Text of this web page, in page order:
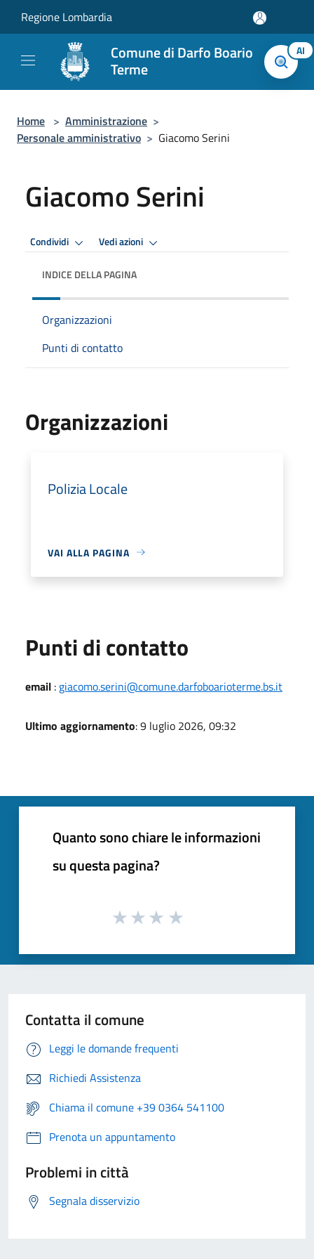
Regione Lombardia
Comune di Darfo Boario
Terme
AI
Home > Amministrazione >
Personale amministrativo > Giacomo Serini
Giacomo Serini
Condividi Vedi azioni
INDICE DELLA PAGINA
Organizzazioni
Punti di contatto
Organizzazioni
Polizia Locale
VAI ALLA PAGINA
Punti di contatto
email : giacomo.serini@comune.darfoboarioterme.bs.it
Ultimo aggiornamento: 9 luglio 2026, 09:32
Quanto sono chiare le informazioni
su questa pagina?
Contatta il comune
Leggi le domande frequenti
Richiedi Assistenza
Chiama il comune +39 0364 541100
Prenota un appuntamento
Problemi in città
Segnala disservizio